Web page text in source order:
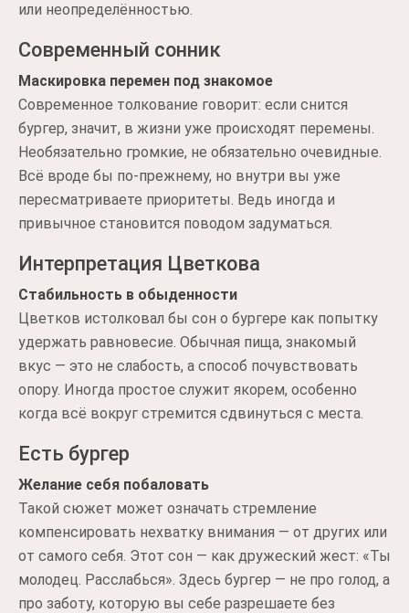
или неопределённостью.
Современный сонник
Маскировка перемен под знакомое
Современное толкование говорит: если снится
бургер, значит, в жизни уже происходят перемены.
Необязательно громкие, не обязательно очевидные.
Всё вроде бы по-прежнему, но внутри вы уже
пересматриваете приоритеты. Ведь иногда и
привычное становится поводом задуматься.
Интерпретация Цветкова
Стабильность в обыденности
Цветков истолковал бы сон о бургере как попытку
удержать равновесие. Обычная пища, знакомый
вкус — это не слабость, а способ почувствовать
опору. Иногда простое служит якорем, особенно
когда всё вокруг стремится сдвинуться с места.
Есть бургер
Желание себя побаловать
Такой сюжет может означать стремление
компенсировать нехватку внимания — от других или
от самого себя. Этот сон — как дружеский жест: «Ты
молодец. Расслабься». Здесь бургер — не про голод, а
про заботу, которую вы себе разрешаете без